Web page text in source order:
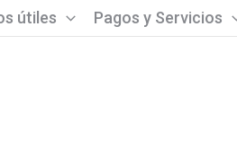
útiles Pagos y Servicios